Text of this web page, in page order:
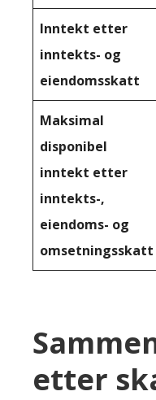
Inntekt etter
inntekts- og
eiendomsskatt
Maksimal
disponibel
inntekt etter
inntekts-,
eiendoms- og
omsetningsskatt
etter